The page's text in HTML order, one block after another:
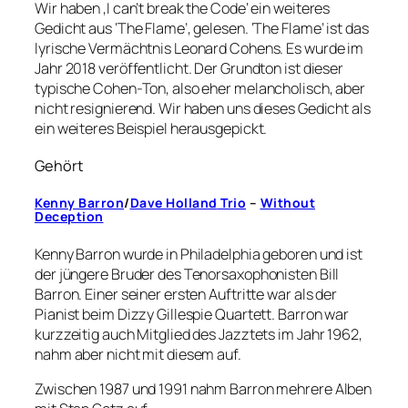
Wir haben ‚I can’t break the Code‘ ein weiteres
Gedicht aus ‘The Flame’, gelesen. ‘The Flame’ ist das
lyrische Vermächtnis Leonard Cohens. Es wurde im
Jahr 2018 veröffentlicht. Der Grundton ist dieser
typische Cohen-Ton, also eher melancholisch, aber
nicht resignierend. Wir haben uns dieses Gedicht als
ein weiteres Beispiel herausgepickt.
Gehört
Kenny Barron/Dave Holland Trio – Without
Deception
Kenny Barron wurde in Philadelphia geboren und ist
der jüngere Bruder des Tenorsaxophonisten Bill
Barron. Einer seiner ersten Auftritte war als der
Pianist beim Dizzy Gillespie Quartett. Barron war
kurzzeitig auch Mitglied des Jazztets im Jahr 1962,
nahm aber nicht mit diesem auf.
Zwischen 1987 und 1991 nahm Barron mehrere Alben